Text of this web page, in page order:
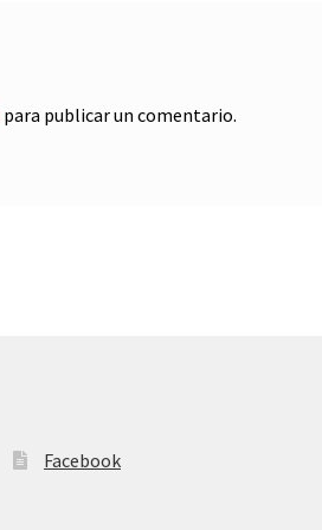
para publicar un comentario.
Facebook